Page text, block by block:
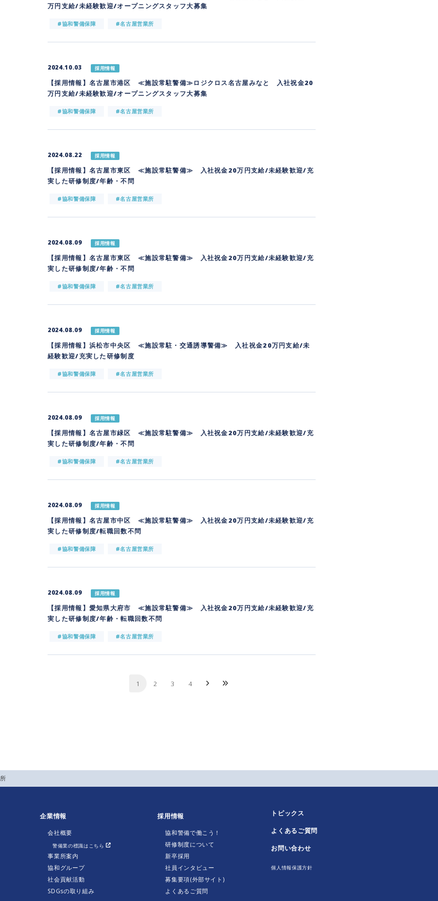
万円支給/未経験歓迎/オープニングスタッフ大募集
#協和警備保障 #名古屋営業所
2024.10.03 採用情報
【採用情報】名古屋市港区 ≪施設常駐警備≫ロジクロス名古屋みなと 入社祝金20
万円支給/未経験歓迎/オープニングスタッフ大募集
#協和警備保障 #名古屋営業所
2024.08.22 採用情報
【採用情報】名古屋市東区 ≪施設常駐警備≫ 入社祝金20万円支給/未経験歓迎/充
実した研修制度/年齢・不問
#協和警備保障 #名古屋営業所
2024.08.09 採用情報
【採用情報】名古屋市東区 ≪施設常駐警備≫ 入社祝金20万円支給/未経験歓迎/充
実した研修制度/年齢・不問
#協和警備保障 #名古屋営業所
2024.08.09 採用情報
【採用情報】浜松市中央区 ≪施設常駐・交通誘導警備≫ 入社祝金20万円支給/未
経験歓迎/充実した研修制度
#協和警備保障 #名古屋営業所
2024.08.09 採用情報
【採用情報】名古屋市緑区 ≪施設常駐警備≫ 入社祝金20万円支給/未経験歓迎/充
実した研修制度/年齢・不問
#協和警備保障 #名古屋営業所
2024.08.09 採用情報
【採用情報】名古屋市中区 ≪施設常駐警備≫ 入社祝金20万円支給/未経験歓迎/充
実した研修制度/転職回数不問
#協和警備保障 #名古屋営業所
2024.08.09 採用情報
【採用情報】愛知県大府市 ≪施設常駐警備≫ 入社祝金20万円支給/未経験歓迎/充
実した研修制度/年齢・転職回数不問
#協和警備保障 #名古屋営業所
1 2 3 4
企業情報
会社概要
警備業の標識はこちら
事業所案内
協和グループ
社会貢献活動
SDGsの取り組み
採用情報
協和警備で働こう！
研修制度について
新卒採用
社員インタビュー
募集要項(外部サイト)
よくあるご質問
トピックス
よくあるご質問
お問い合わせ
個人情報保護方針